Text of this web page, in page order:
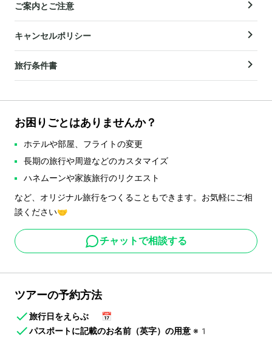
ご案内とご注意
キャンセルポリシー
旅行条件書
お困りごとはありませんか？
ホテルや部屋、フライトの変更
長期の旅行や周遊などのカスタマイズ
ハネムーンや家族旅行のリクエスト
など、オリジナル旅行をつくることもできます。お気軽にご相
談ください🤝
チャットで相談する
ツアーの予約方法
旅行日をえらぶ
📅
パスポートに記載のお名前（英字）の用意 ※1